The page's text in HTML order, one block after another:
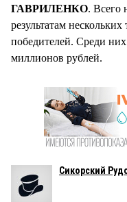
ГАВРИЛЕНКО. Всего
результатам
победителей. Среди
миллионов рублей.
Сикорский